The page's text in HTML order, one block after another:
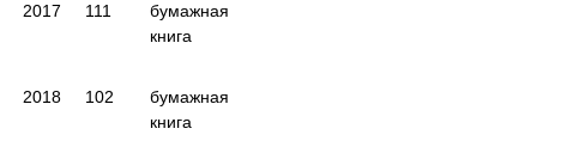
2017 111
бумажная
книга
2018 102
бумажная
книга